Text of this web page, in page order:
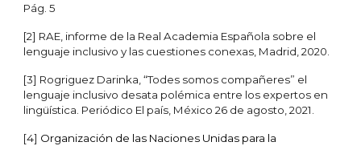
Pág. 5
[2] RAE, informe de la Real Academia Española sobre el
lenguaje inclusivo y las cuestiones conexas, Madrid, 2020.
[3] Rogriguez Darinka, “Todes somos compañeres” el
lenguaje inclusivo desata polémica entre los expertos en
lingüística. Periódico El país, México 26 de agosto, 2021.
[4] Organización de las Naciones Unidas para la